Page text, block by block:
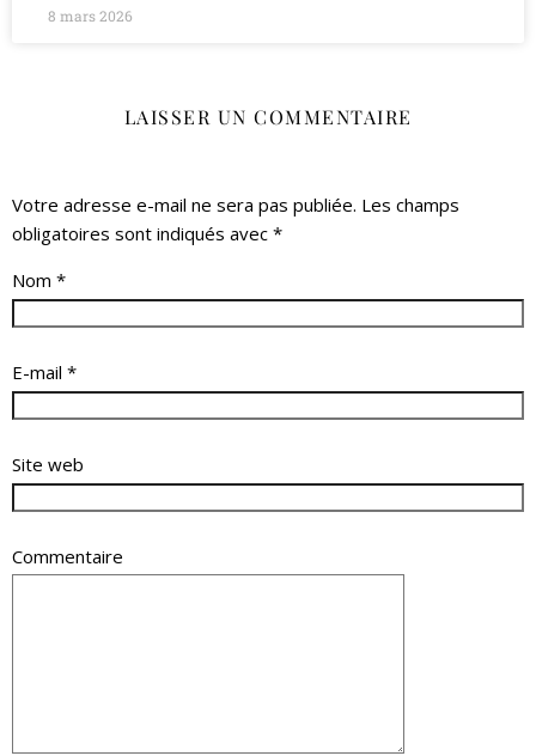
8 mars 2026
LAISSER UN COMMENTAIRE
Votre adresse e-mail ne sera pas publiée. Les champs
obligatoires sont indiqués avec *
Nom *
E-mail *
Site web
Commentaire